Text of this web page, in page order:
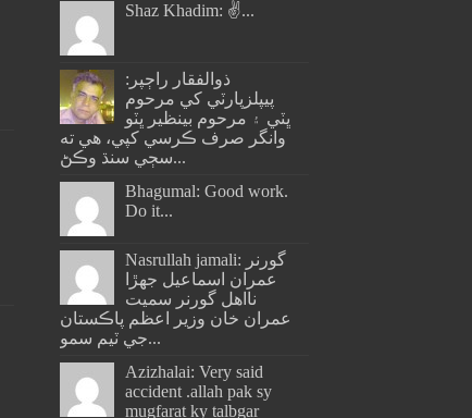
Shaz Khadim: ✌️...
ذوالفقار راڄپر:
پيپلزپارٽي کي مرحوم
ڀٽي ۽ مرحوم بينظير ڀٽو
وانگر صرف ڪرسي کپي، هي ته
سڄي سنڌ وڪڻ...
Bhagumal: Good work.
Do it...
Nasrullah jamali: گورنر
عمران اسماعيل جھڙا
نااهل گورنر سميت
عمران خان وزير اعظم پاڪستان
جي ٽيم سمو...
Azizhalai: Very said
accident .allah pak sy
mugfarat ky talbgar